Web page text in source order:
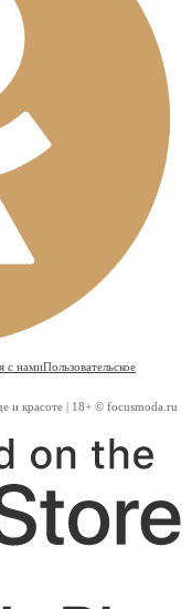
с намиПользовательское
и красоте | 18+ © focusmoda.ru